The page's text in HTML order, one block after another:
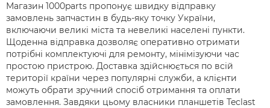
Магазин 1000parts пропонує швидку відправку
замовлень запчастин в будь-яку точку України,
включаючи великі міста та невеликі населені пункти.
Щоденна відправка дозволяє оперативно отримати
потрібні комплектуючі для ремонту, мінімізуючи час
простою пристрою. Доставка здійснюється по всій
території країни через популярні служби, а клієнти
можуть обрати зручний спосіб отримання та оплати
замовлення. Завдяки цьому власники планшетів Teclast